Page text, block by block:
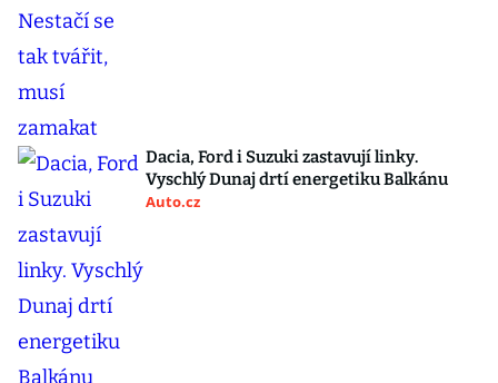
Dacia, Ford i Suzuki zastavují linky.
Vyschlý Dunaj drtí energetiku Balkánu
Auto.cz